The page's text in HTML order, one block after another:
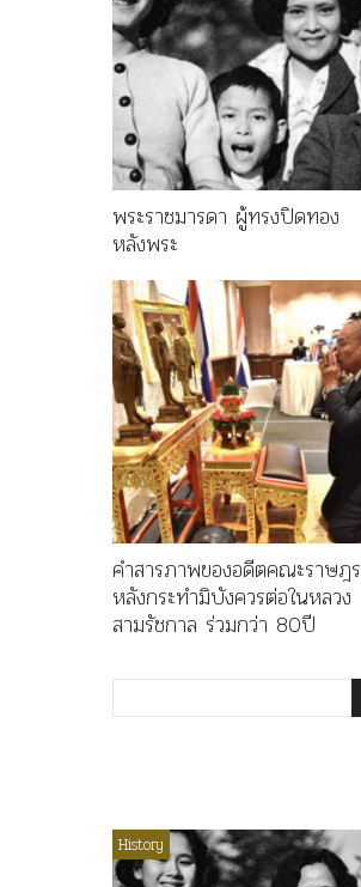
พระราชมารดา ผู้ทรงปิดทอง
หลังพระ
คำสารภาพของอดีตคณะราษฎร
หลังกระทำมิบังควรต่อในหลวง
สามรัชกาล ร่วมกว่า 80ปี
History